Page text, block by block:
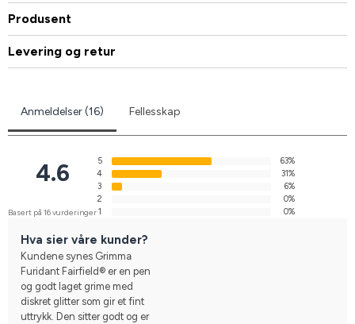
Produsent
Levering og retur
Anmeldelser (16) Fellesskap
4.6
Basert på 16 vurderinger
5
63%
4
31%
3
6%
2
0%
1
0%
Hva sier våre kunder?
Kundene synes Grimma
Furidant Fairfield® er en pen
og godt laget grime med
diskret glitter som gir et fint
uttrykk. Den sitter godt og er